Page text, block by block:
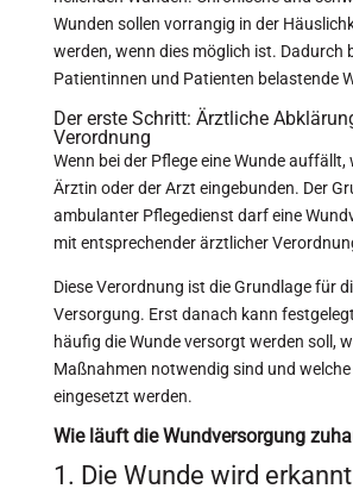
Wunden sollen vorrangig in der
werden, wenn dies möglich ist. Dadurch
Patientinnen und Patienten belastende
Der erste Schritt: Ärztliche
Verordnung
Wenn bei der Pflege eine Wunde
Ärztin oder der Arzt eingebunden. Der
ambulanter Pflegedienst darf eine
mit entsprechender ärztlicher
Diese Verordnung ist die Grundlage für
Versorgung. Erst danach kann
häufig die Wunde versorgt werden soll,
Maßnahmen notwendig sind und
eingesetzt werden.
Wie läuft die Wundversorgung
1. Die Wunde wird erkannt